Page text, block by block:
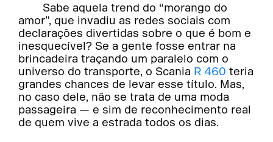
Sabe aquela trend do “morango do
amor”, que invadiu as redes sociais com
declarações divertidas sobre o que é bom e
inesquecível? Se a gente fosse entrar na
brincadeira traçando um paralelo com o
universo do transporte, o Scania R 460 teria
grandes chances de levar esse título. Mas,
no caso dele, não se trata de uma moda
passageira — e sim de reconhecimento real
de quem vive a estrada todos os dias.